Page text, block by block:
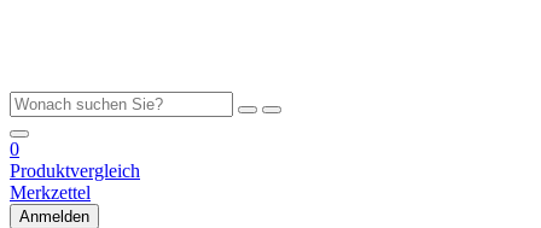
0
Produktvergleich
Merkzettel
Anmelden